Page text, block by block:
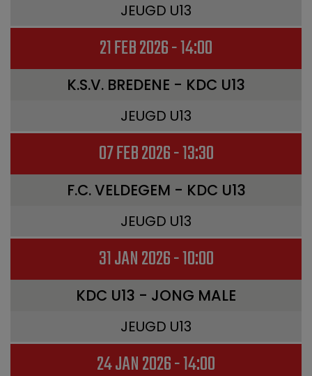
JEUGD U13
21 FEB 2026 - 14:00
K.S.V. BREDENE - KDC U13
JEUGD U13
07 FEB 2026 - 13:30
F.C. VELDEGEM - KDC U13
JEUGD U13
31 JAN 2026 - 10:00
KDC U13 - JONG MALE
JEUGD U13
24 JAN 2026 - 14:00